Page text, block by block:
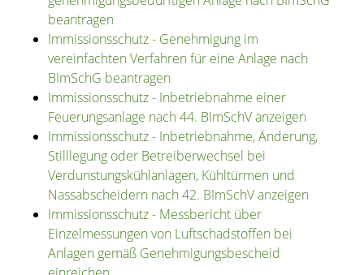
beantragen
Immissionsschutz - Genehmigung im
vereinfachten Verfahren für eine Anlage nach
BImSchG beantragen
Immissionsschutz - Inbetriebnahme einer
Feuerungsanlage nach 44. BImSchV anzeigen
Immissionsschutz - Inbetriebnahme, Änderung,
Stilllegung oder Betreiberwechsel bei
Verdunstungskühlanlagen, Kühltürmen und
Nassabscheidern nach 42. BImSchV anzeigen
Immissionsschutz - Messbericht über
Einzelmessungen von Luftschadstoffen bei
Anlagen gemäß Genehmigungsbescheid